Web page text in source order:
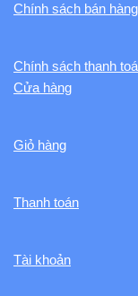
Chính sách bán hàng
Chính sách thanh
Cửa hàng
Giỏ hàng
Thanh toán
Tài khoản